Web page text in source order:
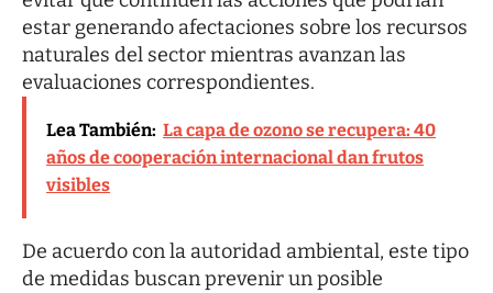
estar generando afectaciones sobre los recursos
naturales del sector mientras avanzan las
evaluaciones correspondientes.
Lea También: La capa de ozono se recupera: 40
años de cooperación internacional dan frutos
visibles
De acuerdo con la autoridad ambiental, este tipo
de medidas buscan prevenir un posible